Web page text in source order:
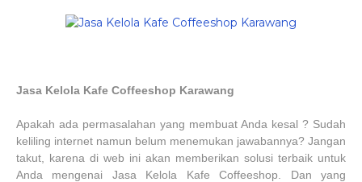
Jasa Kelola Kafe Coffeeshop Karawang
Apakah ada permasalahan yang membuat Anda kesal ? Sudah
keliling internet namun belum menemukan jawabannya? Jangan
takut, karena di web ini akan memberikan solusi terbaik untuk
Anda mengenai Jasa Kelola Kafe Coffeeshop. Dan yang